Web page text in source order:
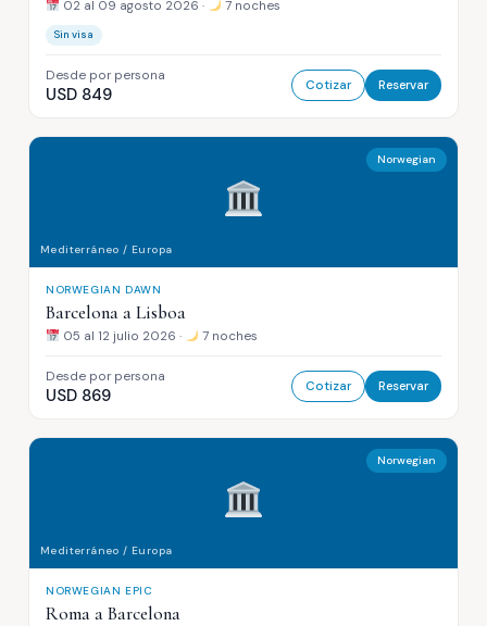
02 al 09 agosto 2026 · 7 noches
Sin visa
Desde por persona
USD 849 Cotizar Reservar
Mediterráneo / Europa
Norwegian
NORWEGIAN DAWN
Barcelona a Lisboa
05 al 12 julio 2026 · 7 noches
Desde por persona
USD 869 Cotizar Reservar
Mediterráneo / Europa
Norwegian
NORWEGIAN EPIC
Roma a Barcelona